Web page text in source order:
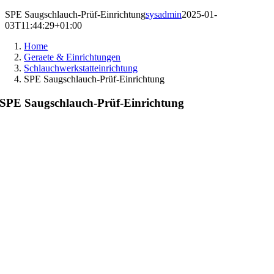
SPE Saugschlauch-Prüf-Einrichtungsysadmin2025-01-
03T11:44:29+01:00
Home
Geraete & Einrichtungen
Schlauchwerkstatteinrichtung
SPE Saugschlauch-Prüf-Einrichtung
SPE Saugschlauch-Prüf-Einrichtung